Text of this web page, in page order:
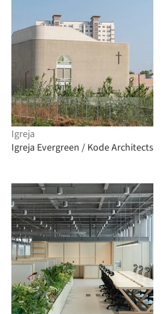
Igreja
Igreja Evergreen / Kode Architects